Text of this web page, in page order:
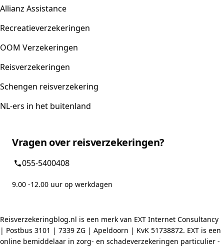
Allianz Assistance
Recreatieverzekeringen
OOM Verzekeringen
Reisverzekeringen
Schengen reisverzekering
NL-ers in het buitenland
Vragen over reisverzekeringen?
055-5400408
9.00 -12.00 uur op werkdagen
Reisverzekeringblog.nl is een merk van EXT Internet Consultancy
| Postbus 3101 | 7339 ZG | Apeldoorn | KvK 51738872. EXT is een
online bemiddelaar in zorg- en schadeverzekeringen particulier -